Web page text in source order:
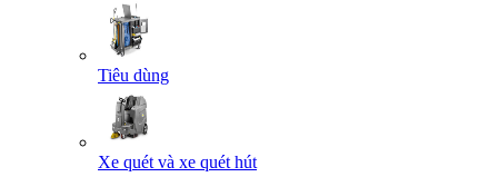
Tiêu dùng
Xe quét và xe quét hút